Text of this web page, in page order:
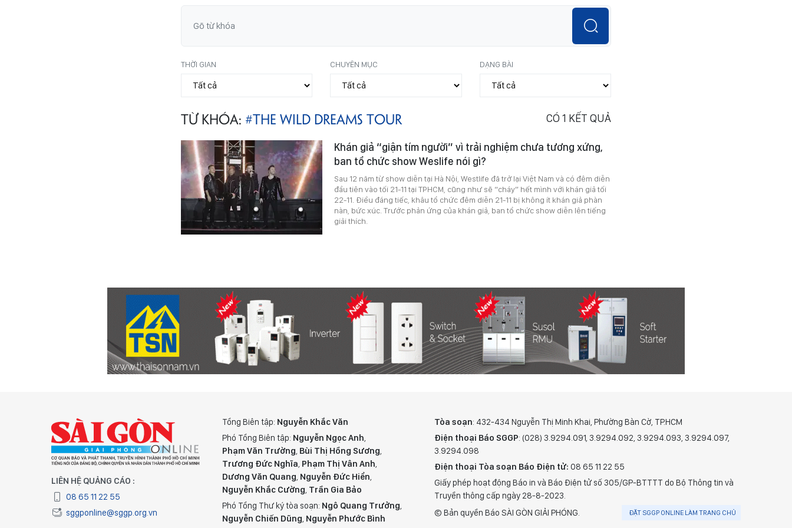
THỜI GIAN CHUYÊN MỤC DẠNG BÀI
TỪ KHÓA: #THE WILD DREAMS TOUR CÓ 1 KẾT QUẢ
Khán giả “giận tím người” vì trải nghiệm chưa tương xứng,
ban tổ chức show Weslife nói gì?
Sau 12 năm từ show diễn tại Hà Nội, Westlife đã trở lại Việt Nam và có đêm diễn
đầu tiên vào tối 21-11 tại TPHCM, cũng như sẽ “cháy” hết mình với khán giả tối
22-11. Điều đáng tiếc, khâu tổ chức đêm diễn 21-11 bị không ít khán giả phàn
nàn, bức xúc. Trước phản ứng của khán giả, ban tổ chức show diễn lên tiếng
giải thích.
LIÊN HỆ QUẢNG CÁO :
08 65 11 22 55
sggponline@sggp.org.vn
Tổng Biên tập: Nguyễn Khắc Văn
Phó Tổng Biên tập: Nguyễn Ngọc Anh,
Phạm Văn Trường, Bùi Thị Hồng Sương,
Trương Đức Nghĩa, Phạm Thị Vân Anh,
Dương Văn Quang, Nguyễn Đức Hiển,
Nguyễn Khắc Cường, Trần Gia Bảo
Phó Tổng Thư ký tòa soạn: Ngô Quang Trưởng,
Nguyễn Chiến Dũng, Nguyễn Phước Bình
Tòa soạn: 432-434 Nguyễn Thị Minh Khai, Phường Bàn Cờ, TP.HCM
Điện thoại Báo SGGP: (028) 3.9294.091, 3.9294.092, 3.9294.093, 3.9294.097,
3.9294.098
Điện thoại Tòa soạn Báo Điện tử: 08 65 11 22 55
Giấy phép hoạt động Báo in và Báo Điện tử số 305/GP-BTTTT do Bộ Thông tin và
Truyền thông cấp ngày 28-8-2023.
© Bản quyền Báo SÀI GÒN GIẢI PHÓNG.
ĐẶT SGGP ONLINE LÀM TRANG CHỦ